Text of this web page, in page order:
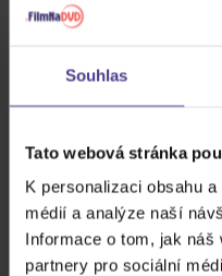
Souhlas
Tato webová stránka
K personalizaci obsahu
médií a analýze naší
Informace o tom, jak
partnery pro sociální
Blue